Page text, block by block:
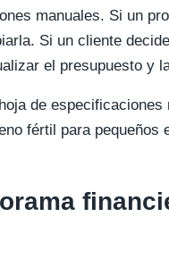
manuales. Si un
Si un cliente
el presupuesto y
de
fértil para pequeños